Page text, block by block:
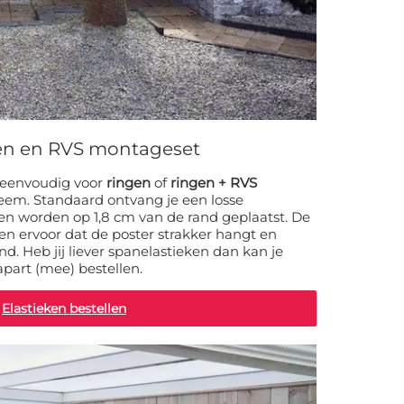
en RVS montageset
voor ringen of ringen + RVS
Standaard ontvang je een losse
worden op 1,8 cm van de rand geplaatst. De
ervoor dat de poster strakker hangt en
Heb jij liever spanelastieken dan kan je
(mee) bestellen.
Elastieken bestellen